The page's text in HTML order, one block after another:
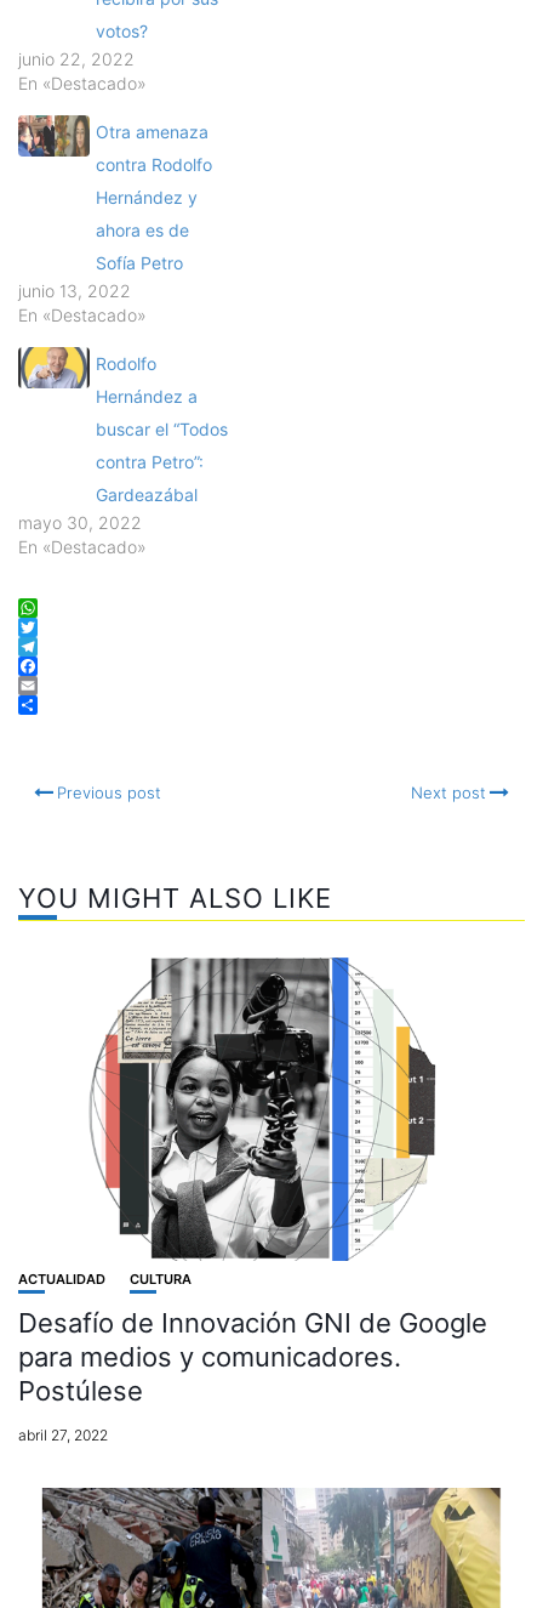
votos?
junio 22, 2022
En «Destacado»
Otra amenaza
contra Rodolfo
Hernández y
ahora es de
Sofía Petro
junio 13, 2022
En «Destacado»
Rodolfo
Hernández a
buscar el “Todos
contra Petro”:
Gardeazábal
mayo 30, 2022
En «Destacado»
WhatsApp
Twitter
Telegram
Facebook
Email
Previous post Next post
YOU MIGHT ALSO LIKE
ACTUALIDAD CULTURA
Desafío de Innovación GNI de Google
para medios y comunicadores.
Postúlese
abril 27, 2022